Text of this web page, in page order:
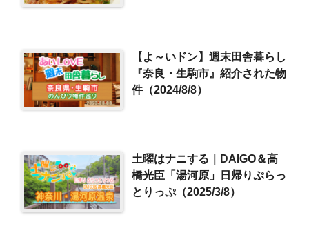
【よ～いドン】週末田舎暮らし
『奈良・生駒市』紹介された物
件（2024/8/8）
土曜はナニする｜DAIGO＆高
橋光臣「湯河原」日帰りぷらっ
とりっぷ（2025/3/8）